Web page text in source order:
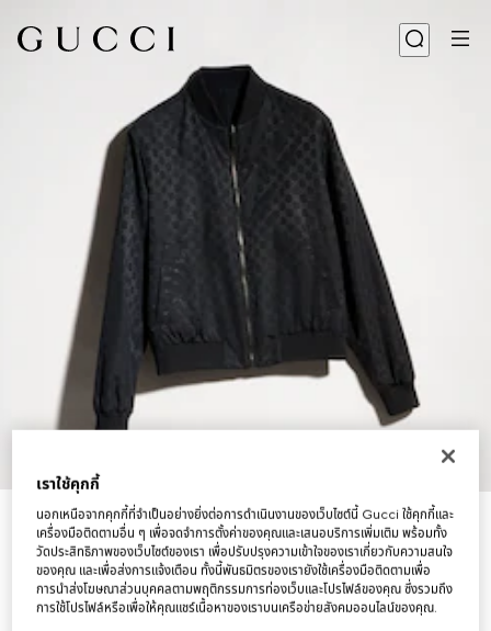
7
เสื้อแจ็คเก็ต Reversible light silk faille zip jacket
฿109,000
เราใช้คุกกี้
นอกเหนือจากคุกกี้ที่จำเป็นอย่างยิ่งต่อการดำเนินงานของเว็บไซต์นี้ Gucci ใช้คุกกี้และ
เครื่องมือติดตามอื่น ๆ เพื่อจดจำการตั้งค่าของคุณและเสนอบริการเพิ่มเติม พร้อมทั้ง
วัดประสิทธิภาพของเว็บไซต์ของเรา เพื่อปรับปรุงความเข้าใจของเราเกี่ยวกับความสนใจ
ของคุณ และเพื่อส่งการแจ้งเตือน ทั้งนี้พันธมิตรของเรายังใช้เครื่องมือติดตามเพื่อ
การนำส่งโฆษณาส่วนบุคคลตามพฤติกรรมการท่องเว็บและโปรไฟล์ของคุณ ซึ่งรวมถึง
การใช้โปรไฟล์หรือเพื่อให้คุณแชร์เนื้อหาของเราบนเครือข่ายสังคมออนไลน์ของคุณ.